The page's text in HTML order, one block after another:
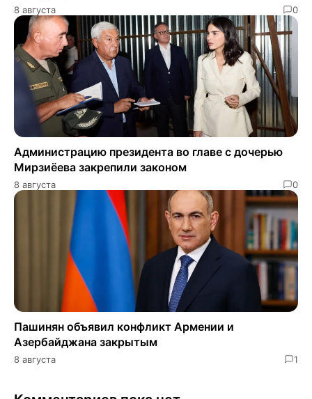
8 августа 0
Администрацию президента во главе с дочерью
Мирзиёева закрепили законом
8 августа 0
Пашинян объявил конфликт Армении и
Азербайджана закрытым
8 августа 1